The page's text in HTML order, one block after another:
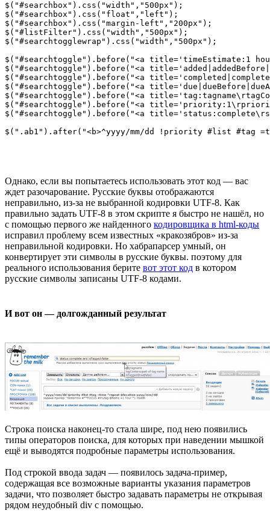
$("#searchbox").css("width","500px");
$("#searchbox").css("float","left");
$("#searchbox").css("margin-left","200px");
$("#listFilter").css("width","500px");
$("#searchtogglewrap").css("width","500px");
$("#searchtoggle").before("<a title='timeEstimate:1
$("#searchtoggle").before("<a
$("#searchtoggle").before("<a
$("#searchtoggle").before("<a
$("#searchtoggle").before("<a
$("#searchtoggle").before("<a
$("#searchtoggle").before("<a
Однако, если вы попытаетесь использовать этот код — вас
ждет разочарование. Русские буквы отображаются
неправильно, из-за не выбранной кодировки UTF-8. Как
правильно задать UTF-8 в этом скрипте я быстро не нашёл, но
с помощью первого же найденного кодировщика в html-коды
исправил проблему всем известных «кракозябров» из-за
неправильной кодировки. Но хабрапарсер умный, он
конвертирует эти символы в русские буквы. поэтому для
реального использования берите вот этот код в котором
русские символы записаны UTF-8 кодами.
И вот он — долгожданный результат
Строка поиска наконец-то стала шире, под нею появились
типы операторов поиска, для которых при наведении мышкой
ещё и выводятся подробные параметры использования.
Под строкой ввода задач — появилось задача-пример,
содержащая все возможные варианты указания параметров
задачи, что позволяет быстро задавать параметры не открывая
рядом неудобный div с помощью.